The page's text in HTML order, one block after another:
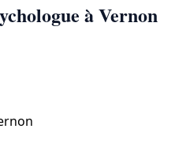
à Vernon